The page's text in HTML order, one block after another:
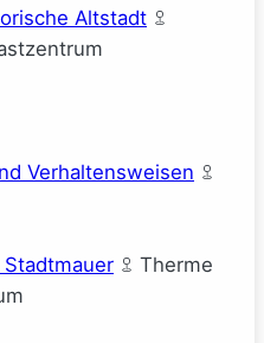
Altstadt
Verhaltensweisen
Therme